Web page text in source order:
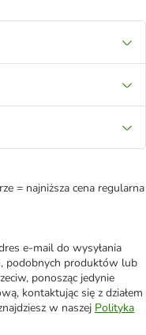
= najniższa cena regularna
e-mail do wysyłania
podobnych produktów lub
ponosząc jedynie
kontaktując się z działem
w naszej Polityka